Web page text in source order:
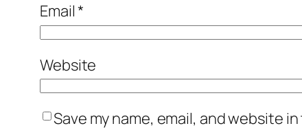
Email*
Website
Save my name, email, and website